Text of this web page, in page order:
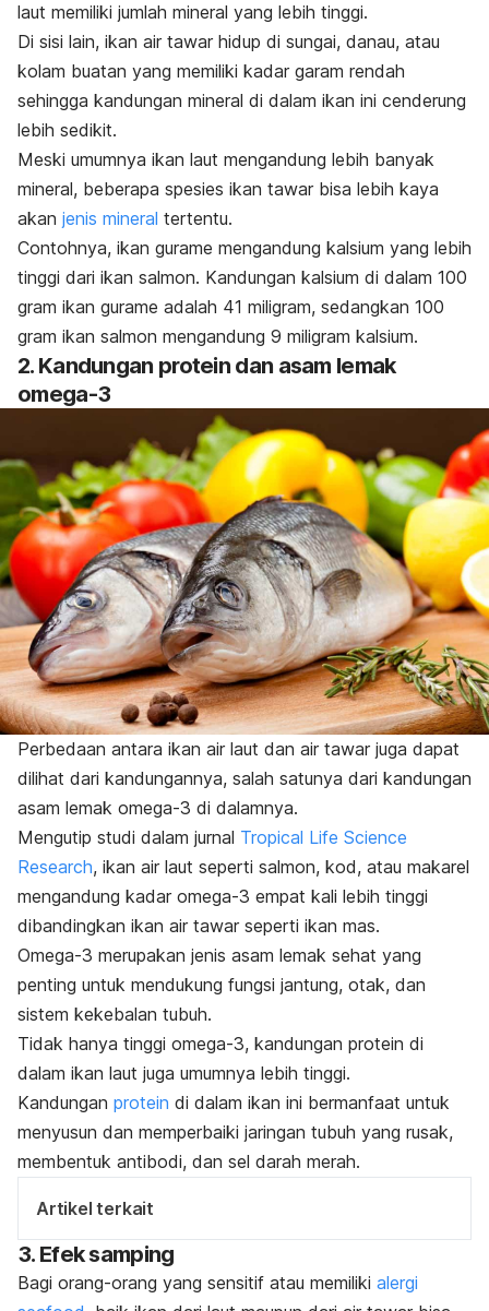
laut memiliki jumlah mineral yang lebih tinggi.
Di sisi lain, ikan air tawar hidup di sungai, danau, atau
kolam buatan yang memiliki kadar garam rendah
sehingga kandungan mineral di dalam ikan ini cenderung
lebih sedikit.
Meski umumnya ikan laut mengandung lebih banyak
mineral, beberapa spesies ikan tawar bisa lebih kaya
akan jenis mineral tertentu.
Contohnya, ikan gurame mengandung kalsium yang lebih
tinggi dari ikan salmon. Kandungan kalsium di dalam 100
gram ikan gurame adalah 41 miligram, sedangkan 100
gram ikan salmon mengandung 9 miligram kalsium.
2. Kandungan protein dan asam lemak
omega-3
Perbedaan antara ikan air laut dan air tawar juga dapat
dilihat dari kandungannya, salah satunya dari kandungan
asam lemak omega-3 di dalamnya.
Mengutip studi dalam jurnal Tropical Life Science
Research, ikan air laut seperti salmon, kod, atau makarel
mengandung kadar omega-3 empat kali lebih tinggi
dibandingkan ikan air tawar seperti ikan mas.
Omega-3 merupakan jenis asam lemak sehat yang
penting untuk mendukung fungsi jantung, otak, dan
sistem kekebalan tubuh.
Tidak hanya tinggi omega-3, kandungan protein di
dalam ikan laut juga umumnya lebih tinggi.
Kandungan protein di dalam ikan ini bermanfaat untuk
menyusun dan memperbaiki jaringan tubuh yang rusak,
membentuk antibodi, dan sel darah merah.
Artikel terkait
3. Efek samping
Bagi orang-orang yang sensitif atau memiliki alergi